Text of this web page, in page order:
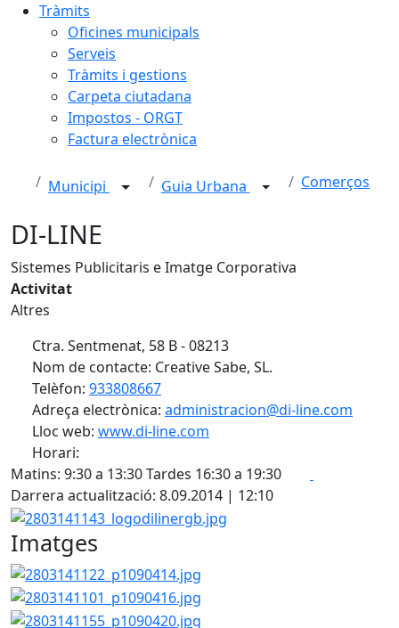
Tràmits
Oficines municipals
Serveis
Tràmits i gestions
Carpeta ciutadana
Impostos - ORGT
Factura electrònica
Municipi Guia Urbana Comerços
DI-LINE
Sistemes Publicitaris e Imatge Corporativa
Activitat
Altres
Ctra. Sentmenat, 58 B - 08213
Nom de contacte: Creative Sabe, SL.
Telèfon: 933808667
Adreça electrònica: administracion@di-line.com
Lloc web: www.di-line.com
Horari:
Matins: 9:30 a 13:30 Tardes 16:30 a 19:30
Darrera actualització: 8.09.2014 | 12:10
2803141143_logodilinergb.jpg
Imatges
2803141122_p1090414.jpg